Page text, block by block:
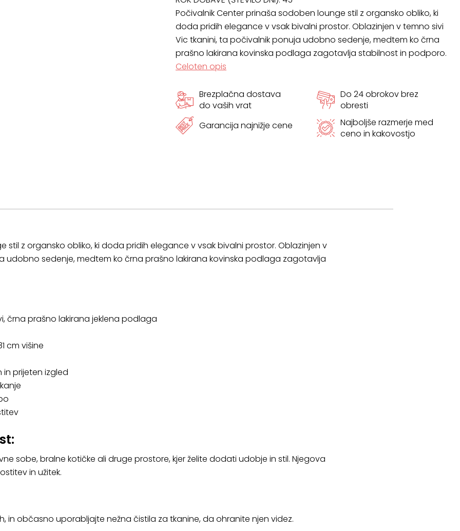
Počivalnik Center prinaša sodoben lounge stil z organsko obliko, ki
doda pridih elegance v vsak bivalni prostor. Oblazinjen v temno sivi
Vic tkanini, ta počivalnik ponuja udobno sedenje, medtem ko črna
prašno lakirana kovinska podlaga zagotavlja stabilnost in podporo.
Celoten opis
Brezplačna dostava
do vaših vrat
Do 24 obrokov brez
obresti
Garancija najnižje cene
Najboljše razmerje med
ceno in kakovostjo
stil z organsko obliko, ki doda pridih elegance v vsak bivalni prostor. Oblazinjen v
udobno sedenje, medtem ko črna prašno lakirana kovinska podlaga zagotavlja
črna prašno lakirana jeklena podlaga
cm višine
in prijeten izgled
sobe, bralne kotičke ali druge prostore, kjer želite dodati udobje in stil. Njegova
in užitek.
in občasno uporabljajte nežna čistila za tkanine, da ohranite njen videz.